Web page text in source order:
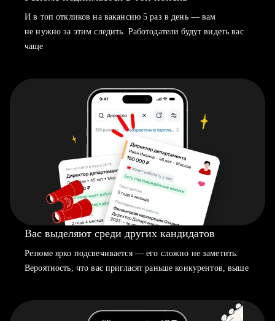
И в топ откликов на вакансию 5 раз в день — вам
не нужно за этим следить. Работодатели будут видеть вас
чаще
Вас выделяют среди других кандидатов
Резюме ярко подсвечивается — его сложно не заметить.
Вероятность, что вас пригласят раньше конкурентов, выше